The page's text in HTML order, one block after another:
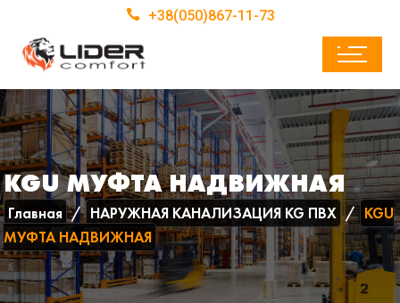
+38(050)867-11-73
KGU МУФТА НАДВИЖНАЯ
Главная НАРУЖНАЯ КАНАЛИЗАЦИЯ KG ПВХ
KGU
МУФТА НАДВИЖНАЯ